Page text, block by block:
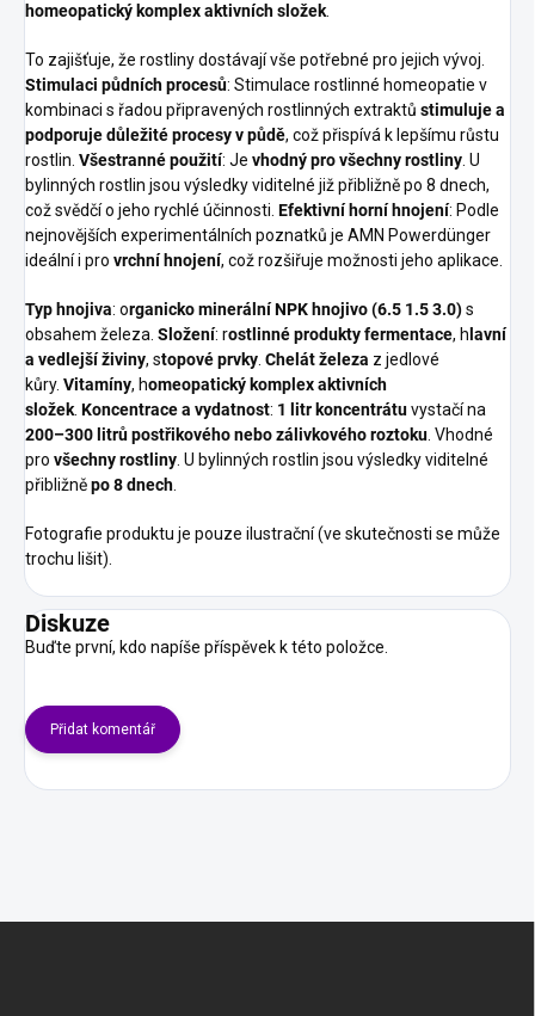
homeopatický komplex aktivních složek.
To zajišťuje, že rostliny dostávají vše potřebné pro jejich vývoj.
Stimulaci půdních procesů: Stimulace rostlinné homeopatie v
kombinaci s řadou připravených rostlinných extraktů stimuluje a
podporuje důležité procesy v půdě, což přispívá k lepšímu růstu
rostlin. Všestranné použití: Je vhodný pro všechny rostliny. U
bylinných rostlin jsou výsledky viditelné již přibližně po 8 dnech,
což svědčí o jeho rychlé účinnosti. Efektivní horní hnojení: Podle
nejnovějších experimentálních poznatků je AMN Powerdünger
ideální i pro vrchní hnojení, což rozšiřuje možnosti jeho aplikace.
Typ hnojiva: organicko minerální NPK hnojivo (6.5 1.5 3.0)s
obsahem železa. Složení: rostlinné produkty fermentace, h lavní
a vedlejší živiny, stopové prvky. Chelát železa z jedlové
kůry. Vitamíny, homeopatický komplex aktivních
složek. Koncentrace a vydatnost: 1 litr koncentrátuvystačí na
200–300 litrů postřikového nebo zálivkového roztoku. Vhodné
pro všechny rostliny. U bylinných rostlin jsou výsledky viditelné
přibližněpo 8 dnech.
Fotografie produktu je pouze ilustrační (ve skutečnosti se může
trochu lišit).
Diskuze
Buďte první, kdo napíše příspěvek k této položce.
Přidat komentář